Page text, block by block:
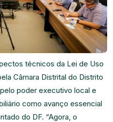
técnicos da Lei de Uso
Câmara Distrital do Distrito
poder executivo local e
como avanço essencial
do DF. “Agora, o